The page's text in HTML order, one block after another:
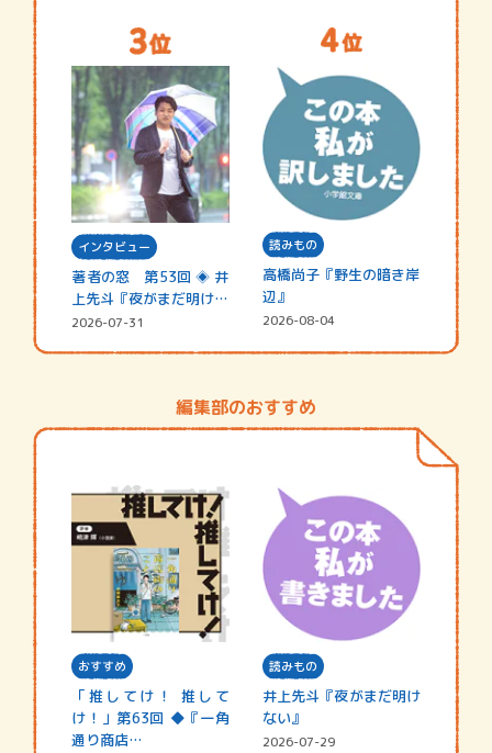
インタビュー
著者の窓 第53回 ◈ 井
上先斗『夜がまだ明けな
い』
2026-07-31
読みもの
高橋尚子『野生の暗き岸
辺』
2026-08-04
編集部のおすすめ
おすすめ
「推してけ！ 推して
け！」第63回 ◆『一角
通り商店…
読みもの
井上先斗『夜がまだ明け
ない』
2026-07-29